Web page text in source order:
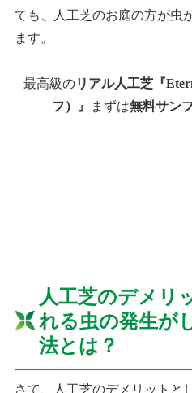
ても、人工芝のお庭の方が虫
ます。
最高級のリアル人工芝『
フ）』
まずは無料サン
人工芝のデメリ
れる虫の発生が
法とは？
さて、人工芝のデメリットと